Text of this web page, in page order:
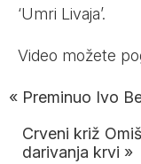
‘Umri Livaja’.
Video možete
« Preminuo Ivo
Crveni križ
darivanja krvi »